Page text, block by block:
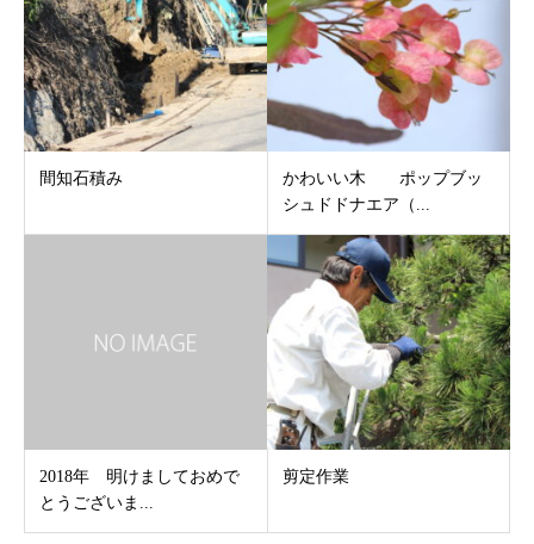
間知石積み
かわいい木 ポップブッ
シュドドナエア（...
2018年 明けましておめで
とうございま...
剪定作業